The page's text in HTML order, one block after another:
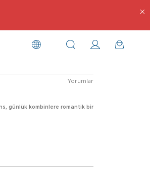
Yorumlar
günlük kombinlere romantik bir